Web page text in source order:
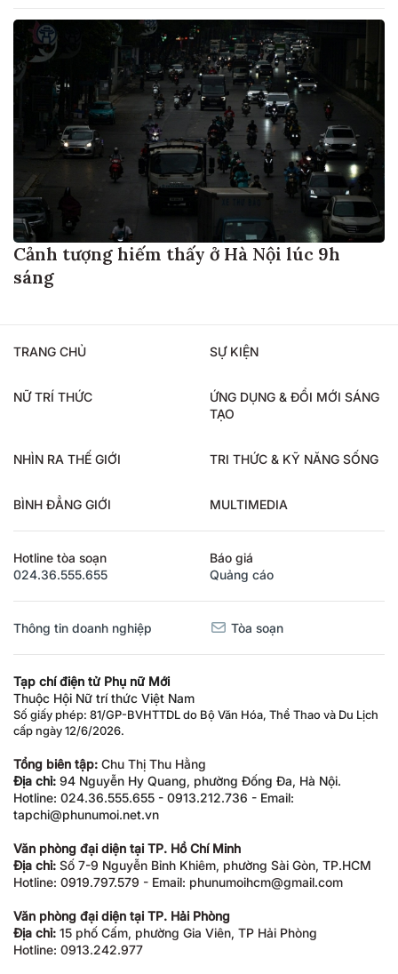
Cảnh tượng hiếm thấy ở Hà Nội lúc 9h
sáng
TRANG CHỦ SỰ KIỆN
NỮ TRÍ THỨC
ỨNG DỤNG & ĐỔI MỚI SÁNG
TẠO
NHÌN RA THẾ GIỚI TRI THỨC & KỸ NĂNG SỐNG
BÌNH ĐẲNG GIỚI MULTIMEDIA
Hotline tòa soạn
024.36.555.655
Báo giá
Quảng cáo
Thông tin doanh nghiệp Tòa soạn
Tạp chí điện tử Phụ nữ Mới
Thuộc Hội Nữ trí thức Việt Nam
Số giấy phép: 81/GP-BVHTTDL do Bộ Văn Hóa, Thể Thao và Du Lịch
cấp ngày 12/6/2026.
Tổng biên tập: Chu Thị Thu Hằng
Địa chỉ: 94 Nguyễn Hy Quang, phường Đống Đa, Hà Nội.
Hotline: 024.36.555.655 - 0913.212.736 - Email:
tapchi@phunumoi.net.vn
Văn phòng đại diện tại TP. Hồ Chí Minh
Địa chỉ: Số 7-9 Nguyễn Bỉnh Khiêm, phường Sài Gòn, TP.HCM
Hotline: 0919.797.579 - Email: phunumoihcm@gmail.com
Văn phòng đại diện tại TP. Hải Phòng
Địa chỉ: 15 phố Cấm, phường Gia Viên, TP Hải Phòng
Hotline: 0913.242.977